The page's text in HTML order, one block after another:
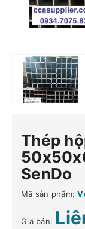
Thép
SenDo
Mã sản phẩm:
Giá bán: